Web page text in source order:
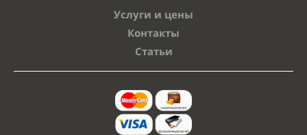
Услуги и цены
Контакты
Статьи